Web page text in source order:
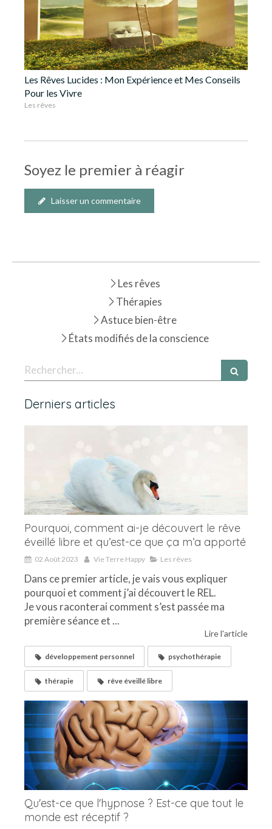
Les Rêves Lucides : Mon Expérience et Mes Conseils
Pour les Vivre
Les rêves
Soyez le premier à réagir
Laisser un commentaire
Les rêves
Thérapies
Astuce bien-être
États modifiés de la conscience
Rechercher
Derniers articles
Pourquoi, comment ai-je découvert le rêve
éveillé libre et qu’est-ce que ça m’a apporté
02 Août 2023 Vie Terre Happy Les rêves
Dans ce premier article, je vais vous expliquer
pourquoi et comment j’ai découvert le REL.
Je vous raconterai comment s’est passée ma
première séance et ...
Lire l'article
développement personnel psychothérapie
thérapie rêve éveillé libre
Qu'est-ce que l'hypnose ? Est-ce que tout le
monde est réceptif ?